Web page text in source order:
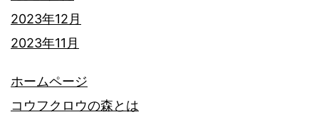
2023年12月
2023年11月
ホームページ
コウフクロウの森とは